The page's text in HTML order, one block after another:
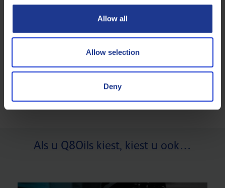
Allow all
Allow selection
Deny
RPVOT-stabiliteit van Q8 Volta EP
LEES ARTIKEL
Als u Q8Oils kiest, kiest u ook…